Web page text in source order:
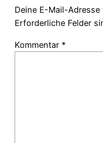
Deine E-Mail-
Erforderliche Felder
Kommentar *